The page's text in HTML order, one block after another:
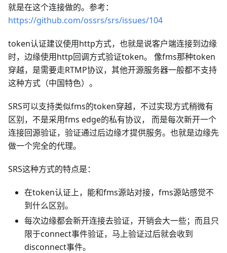
就是在这个连接做的。参考：
https://github.com/ossrs/srs/issues/104
token认证建议使用http方式，也就是说客户端连接到边缘
时，边缘使用http回调方式验证token。 像fms那种token
穿越，是需要走RTMP协议，其他开源服务器一般都不支持
这种方式（中国特色）。
SRS可以支持类似fms的token穿越，不过实现方式稍微有
区别，不是采用fms edge的私有协议， 而是每次新开一个
连接回源验证，验证通过后边缘才提供服务。也就是边缘先
做一个完全的代理。
SRS这种方式的特点是：
在token认证上，能和fms源站对接，fms源站感觉不
到什么区别。
每次边缘都会新开连接去验证，开销会大一些；而且只
限于connect事件验证，马上验证过后就会收到
disconnect事件。